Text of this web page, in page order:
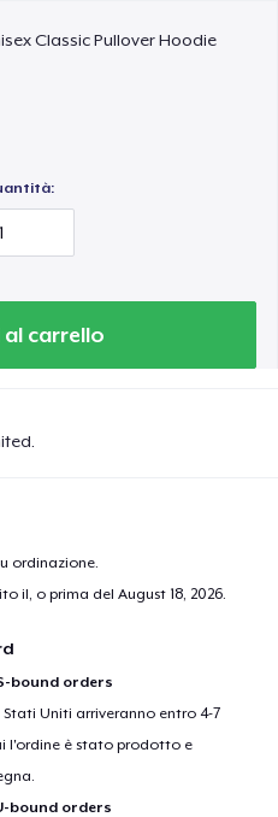
Classic Pullover Hoodie
al carrello
ordinazione.
il, o prima delAugust 18, 2026
bound orders
Uniti arriveranno entro 4-7
l'ordine è stato prodotto e
bound orders